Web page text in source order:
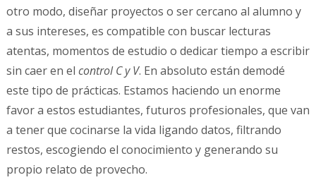
otro modo, diseñar proyectos o ser cercano al alumno y
a sus intereses, es compatible con buscar lecturas
atentas, momentos de estudio o dedicar tiempo a escribir
sin caer en el control C y V. En absoluto están demodé
este tipo de prácticas. Estamos haciendo un enorme
favor a estos estudiantes, futuros profesionales, que van
a tener que cocinarse la vida ligando datos, filtrando
restos, escogiendo el conocimiento y generando su
propio relato de provecho.